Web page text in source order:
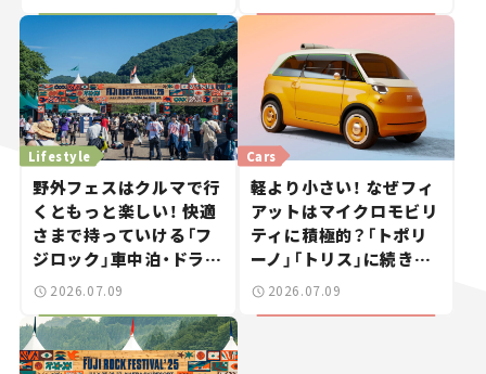
Lifestyle
野外フェスはクルマで行
くともっと楽しい！ 快適
さまで持っていける「フ
ジロック」車中泊・ドライ
ブガイド。
2026.07.09
Cars
軽より小さい！ なぜフィ
アットはマイクロモビリ
ティに積極的？「トポリ
ーノ」「トリス」に続きコ
ンセプトカー「ムルティ
2026.07.09